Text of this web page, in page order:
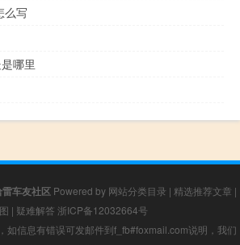
么写
哪里
雷车友社区Powered by 网站分类目录 | 精选推荐文章 |
| 疑难解答 浙ICP备12032664号
如信息有错误可发邮件到f_fb#foxmail.com说明，我们